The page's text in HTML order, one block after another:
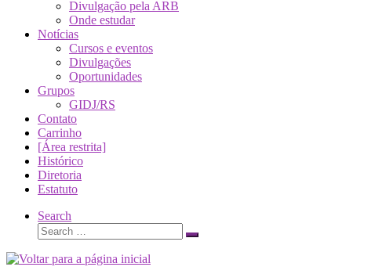
Divulgação pela ARB
Onde estudar
Notícias
Cursos e eventos
Divulgações
Oportunidades
Grupos
GIDJ/RS
Contato
Carrinho
[Área restrita]
Histórico
Diretoria
Estatuto
Search
Search
Search